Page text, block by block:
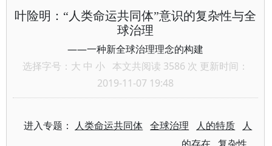
叶险明：“人类命运共同体”意识的复杂性与全
球治理
——一种新全球治理理念的构建
选择字号： 大 中 小 本文共阅读 3586 次 更新时间：
2019-11-07 19:48
进入专题： 人类命运共同体 全球治理 人的特质
人